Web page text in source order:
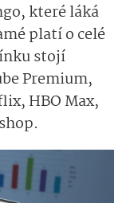
které láká
platí o celé
stojí
Premium,
HBO Max,